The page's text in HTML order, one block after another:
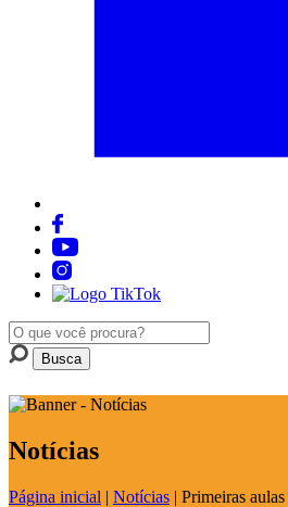
Notícias
Página inicial | Notícias | Primeiras